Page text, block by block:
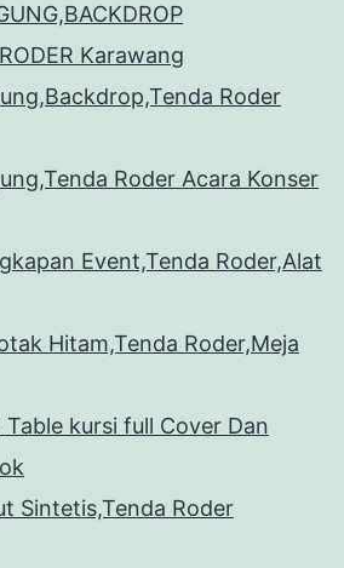
Karawang
Roder
Roder Acara Konser
Event,Tenda Roder,Alat
Hitam,Tenda Roder,Meja
kursi full Cover Dan
Sintetis,Tenda Roder